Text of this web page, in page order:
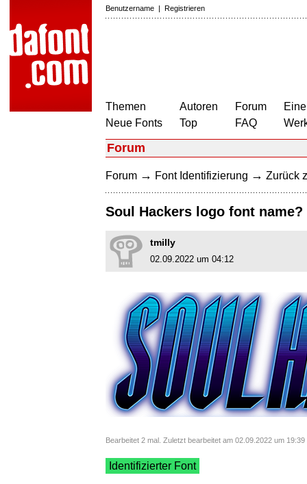
Benutzername | Registrieren
Themen
Neue Fonts
Autoren
Top
Forum
FAQ
Forum
Forum → Font Identifizierung → Zurück
Soul Hackers logo font name?
tmilly
02.09.2022 um 04:12
Bearbeitet 2 mal. Zuletzt bearbeitet am 02.09.2022 um 19:39
Identifizierter Font